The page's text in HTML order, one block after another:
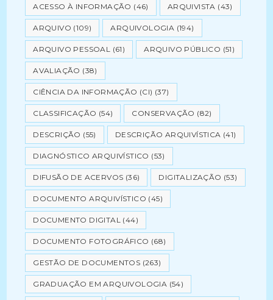
ACESSO À INFORMAÇÃO (46) ARQUIVISTA (43)
ARQUIVO (109) ARQUIVOLOGIA (194)
ARQUIVO PESSOAL (61) ARQUIVO PÚBLICO (51)
AVALIAÇÃO (38)
CIÊNCIA DA INFORMAÇÃO (CI) (37)
CLASSIFICAÇÃO (54) CONSERVAÇÃO (82)
DESCRIÇÃO (55) DESCRIÇÃO ARQUIVÍSTICA (41)
DIAGNÓSTICO ARQUIVÍSTICO (53)
DIFUSÃO DE ACERVOS (36) DIGITALIZAÇÃO (53)
DOCUMENTO ARQUIVÍSTICO (45)
DOCUMENTO DIGITAL (44)
DOCUMENTO FOTOGRÁFICO (68)
GESTÃO DE DOCUMENTOS (263)
GRADUAÇÃO EM ARQUIVOLOGIA (54)